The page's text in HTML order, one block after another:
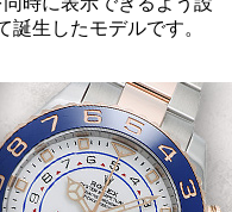
生したモデルです。